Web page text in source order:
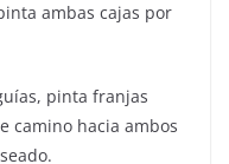
ambas cajas por
pinta franjas
camino hacia ambos